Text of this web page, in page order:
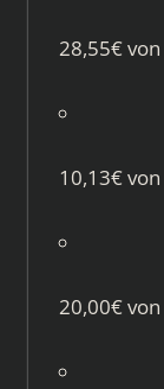
28,55€ von
10,13€ von
20,00€ von